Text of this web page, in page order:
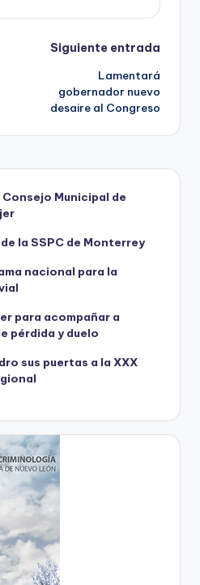
Siguiente entrada
Lamentará
gobernador nuevo
desaire al Congreso
Municipal de
la SSPC de Monterrey
nacional para la
para acompañar a
pérdida y duelo
sus puertas a la XXX